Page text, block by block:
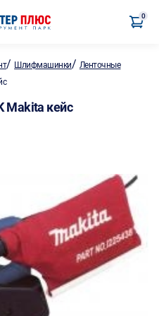
0
/ Шлифмашинки/ Ленточные
кейс